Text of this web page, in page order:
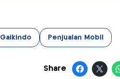
Gaikindo Penjualan Mobil
Share